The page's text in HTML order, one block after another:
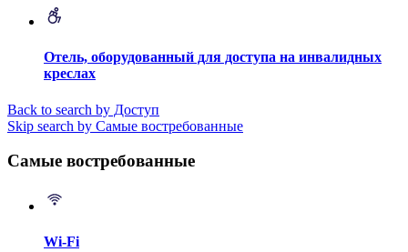
Отель, оборудованный для доступа на инвалидных
креслах
Back to search by Доступ
Skip search by Самые востребованные
Самые востребованные
Wi-Fi